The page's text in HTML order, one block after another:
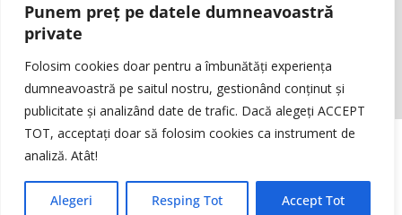
Punem preț pe datele dumneavoastră
private
Folosim cookies doar pentru a îmbunătăți experiența
dumneavoastră pe saitul nostru, gestionând conținut și
publicitate și analizând date de trafic. Dacă alegeți ACCEPT
TOT, acceptați doar să folosim cookies ca instrument de
analiză. Atât!
Alegeri Resping Tot Accept Tot
Email: infohd20@gmail.com
Website: www.replicahd.ro